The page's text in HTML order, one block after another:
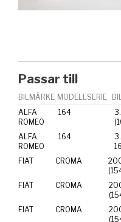
Passar till
BILMÄRKE MODELLSERIE
ALFA
ROMEO
164
ALFA
ROMEO
164
FIAT CROMA
FIAT
CROMA
FIAT CROMA